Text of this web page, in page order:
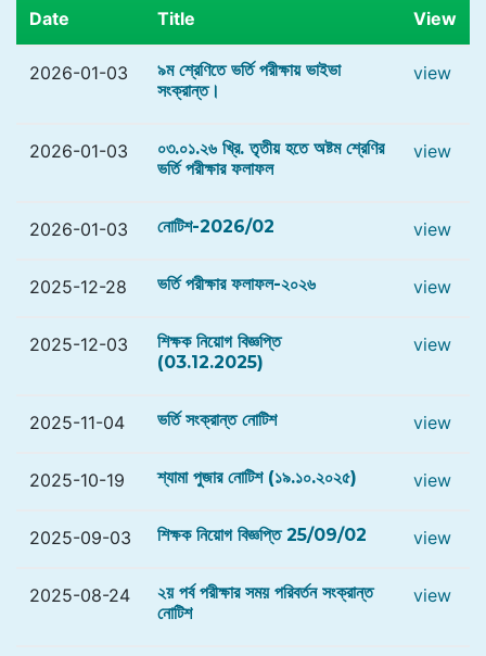
Date Title View
2026-01-03
৯ম শ্রেণিতে ভর্তি পরীক্ষায় ভাইভা
সংক্রান্ত।
view
2026-01-03
০৩.০১.২৬ খ্রি. তৃতীয় হতে অষ্টম শ্রেণির
ভর্তি পরীক্ষার ফলাফল
view
2026-01-03 নোটিশ-2026/02 view
2025-12-28 ভর্তি পরীক্ষার ফলাফল-২০২৬ view
2025-12-03
শিক্ষক নিয়োগ বিজ্ঞপ্তি
(03.12.2025)
view
2025-11-04 ভর্তি সংক্রান্ত নোটিশ view
2025-10-19 শ্যামা পুজার নোটিশ (১৯.১০.২০২৫) view
2025-09-03 শিক্ষক নিয়োগ বিজ্ঞপ্তি 25/09/02 view
2025-08-24
২য় পর্ব পরীক্ষার সময় পরিবর্তন সংক্রান্ত
নোটিশ
view